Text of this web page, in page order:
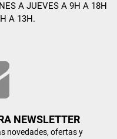
A JUEVES A 9H A 18H
A 13H.
NEWSLETTER
novedades, ofertas y